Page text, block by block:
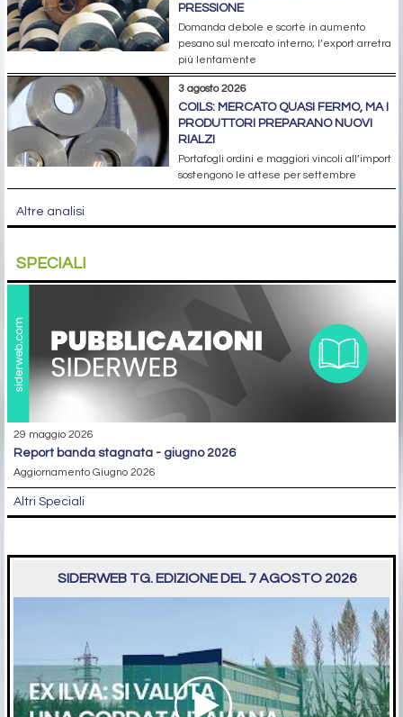
PRESSIONE
Domanda debole e scorte in aumento
pesano sul mercato interno; l’export arretra
più lentamente
3 agosto 2026
COILS: MERCATO QUASI FERMO, MA I
PRODUTTORI PREPARANO NUOVI
RIALZI
Portafogli ordini e maggiori vincoli all’import
sostengono le attese per settembre
Altre analisi
SPECIALI
29 maggio 2026
report banda stagnata - giugno 2026
Aggiornamento Giugno 2026
Altri Speciali
SIDERWEB TG. EDIZIONE DEL 7 AGOSTO 2026